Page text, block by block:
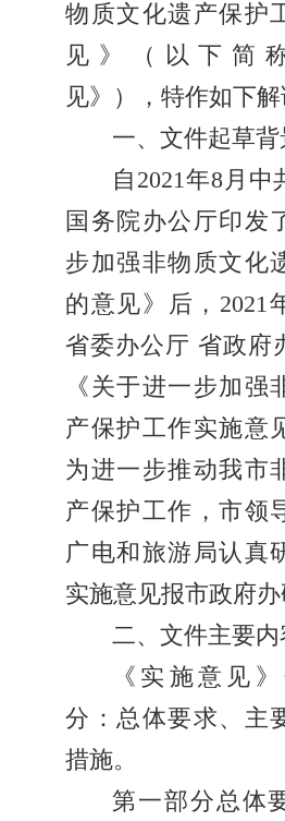
物质文化遗产保护
见》（以下简
见》），特作如下解
一、文件起草背
自2021年8月
国务院办公厅印发
步加强非物质文化
的意见》后，2021
省委办公厅 省政府
《关于进一步加强
产保护工作实施意
为进一步推动我市
产保护工作，市领
广电和旅游局认真
实施意见报市政府办
二、文件主要内
《实施意见
分：总体要求、主
措施。
第一部分总体